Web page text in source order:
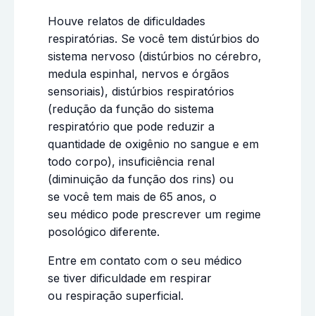
Houve relatos de dificuldades
respiratórias. Se você tem distúrbios do
sistema nervoso (distúrbios no cérebro,
medula espinhal, nervos e órgãos
sensoriais), distúrbios respiratórios
(redução da função do sistema
respiratório que pode reduzir a
quantidade de oxigênio no sangue e em
todo corpo), insuficiência renal
(diminuição da função dos rins) ou
se você tem mais de 65 anos, o
seu médico pode prescrever um regime
posológico diferente.
Entre em contato com o seu médico
se tiver dificuldade em respirar
ou respiração superficial.